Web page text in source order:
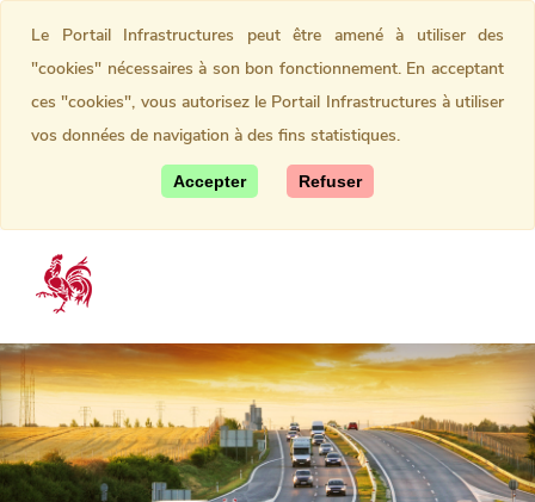
Le Portail Infrastructures peut être amené à utiliser des
"cookies" nécessaires à son bon fonctionnement. En acceptant
ces "cookies", vous autorisez le Portail Infrastructures à utiliser
vos données de navigation à des fins statistiques.
Accepter Refuser